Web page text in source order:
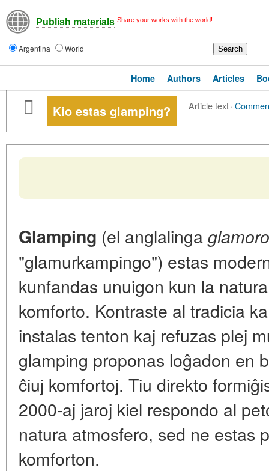
Publish materials Share your works with the world!
Argentina World
Home Authors Articles
Kio estas glamping? Article text·
Glamping (el anglalinga
"glamurkampingo") estas
kunfandas unuigon kun la
komforto. Kontraste al tradicia
instalas tenton kaj refuzas plej
glamping proponas loĝadon en
ĉiuj komfortoj. Tiu direkto
2000-aj jaroj kiel respondo al
natura atmosfero, sed ne estas
komforton.